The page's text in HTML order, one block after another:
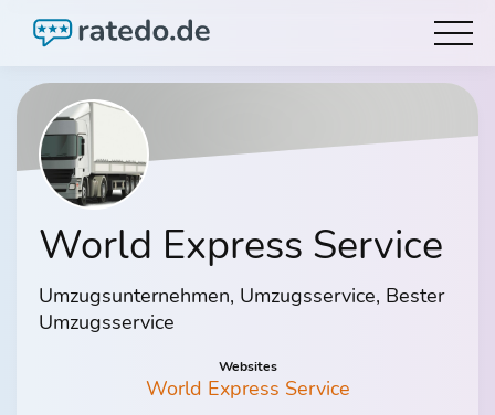
World Express Service
Umzugsunternehmen, Umzugsservice, Bester
Umzugsservice
Websites
World Express Service